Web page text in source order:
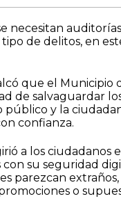
necesitan
de delitos, en
que el Municipio
de salvaguardar
público y la
confianza.
a los ciudadanos
con su seguridad
parezcan
o